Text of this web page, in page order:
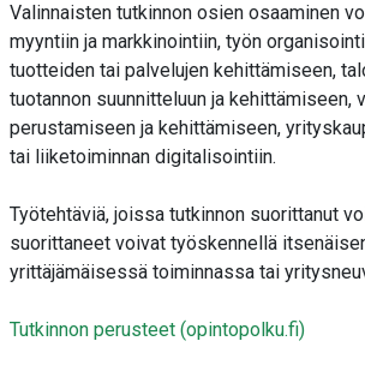
Valinnaisten tutkinnon osien osaaminen
myyntiin ja markkinointiin, työn
tuotteiden tai palvelujen kehittämiseen,
tuotannon suunnitteluun ja kehittämiseen,
perustamiseen ja kehittämiseen,
tai liiketoiminnan digitalisointiin.
Työtehtäviä, joissa tutkinnon suorittanut
suorittaneet voivat työskennellä
yrittäjämäisessä toiminnassa tai
Tutkinnon perusteet (opintopolku.fi)